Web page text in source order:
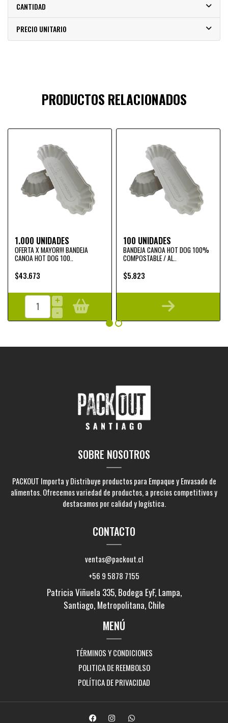
CANTIDAD
PRECIO UNITARIO
PRODUCTOS RELACIONADOS
1.000 UNIDADES
OFERTA X MAYOR!!! BANDEJA
CANOA HOT DOG 100..
$43.673
+
-
100 UNIDADES
BANDEJA CANOA HOT DOG 100%
COMPOSTABLE / AL..
$5.823
SOBRE NOSOTROS
PACKOUT Importa y Distribuye productos para Empaque y Envasado de
alimentos. Ofrecemos variedad de productos, a precios competitivos y
destacamos por calidad y logística.
CONTACTO
ventas@packout.cl
+56 9 5878 7155
Patricia Viñuela 335, Bodega EyF, Lampa,
Santiago, Metropolitana, Chile
MENÚ
TÉRMINOS Y CONDICIONES
POLITICA DE REEMBOLSO
POLÍTICA DE PRIVACIDAD